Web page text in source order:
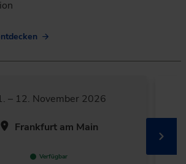
– 12. November 2026
Frankfurt am Main
Verfügbar